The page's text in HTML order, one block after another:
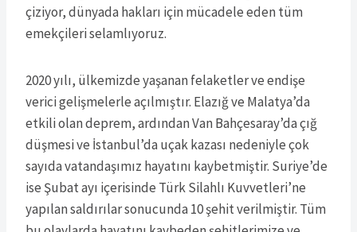
çiziyor, dünyada hakları için mücadele eden tüm
emekçileri selamlıyoruz.
2020 yılı, ülkemizde yaşanan felaketler ve endişe
verici gelişmelerle açılmıştır. Elazığ ve Malatya’da
etkili olan deprem, ardından Van Bahçesaray’da çığ
düşmesi ve İstanbul’da uçak kazası nedeniyle çok
sayıda vatandaşımız hayatını kaybetmiştir. Suriye’de
ise Şubat ayı içerisinde Türk Silahlı Kuvvetleri’ne
yapılan saldırılar sonucunda 10 şehit verilmiştir. Tüm